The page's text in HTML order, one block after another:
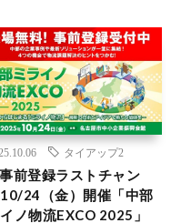
タイアップ2
前登録ラストチャン
24（金）開催「中部
ノ物流EXCO 2025」